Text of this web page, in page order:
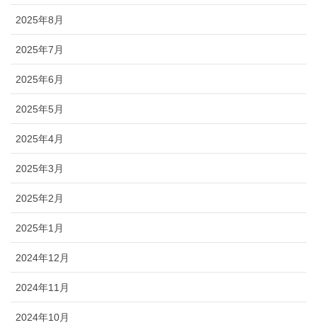
2025年8月
2025年7月
2025年6月
2025年5月
2025年4月
2025年3月
2025年2月
2025年1月
2024年12月
2024年11月
2024年10月